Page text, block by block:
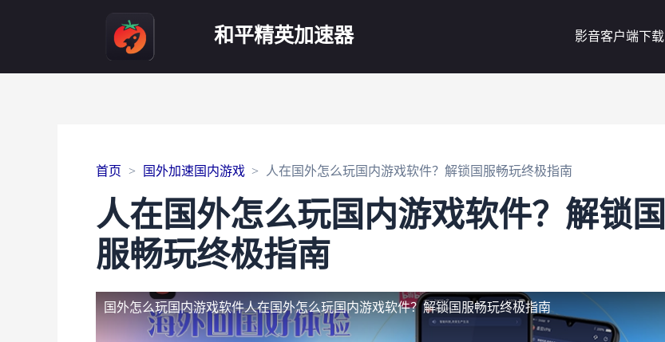
和平精英加速器 影音客户端下载
首页 国外加速国内游戏 人在国外怎么玩国内游戏软件？解锁国服畅玩终极指南
人在国外怎么玩国内游戏软件？解锁国
服畅玩终极指南
国外怎么玩国内游戏软件人在国外怎么玩国内游戏软件？解锁国服畅玩终极指南